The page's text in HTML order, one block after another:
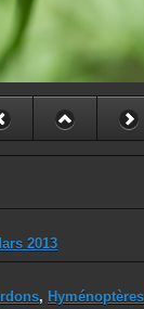
2013
, Hyménoptères